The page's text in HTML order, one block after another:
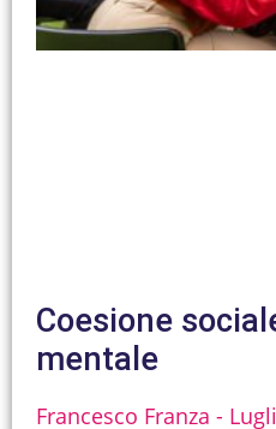
Coesione
mentale
Francesco Franza